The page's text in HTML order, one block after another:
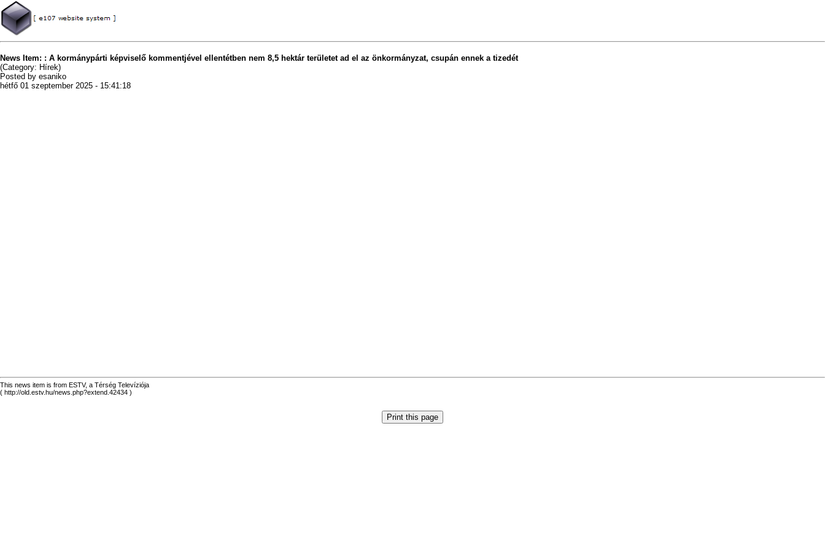
News Item: : A kormánypárti képviselő kommentjével ellentétben nem 8,5 hektár területet ad el az önkormányzat, csupán ennek a tizedét
(Category: Hírek)
Posted by esaniko
hétfő 01 szeptember 2025 - 15:41:18
This news item is from ESTV, a Térség Televíziója
( http://old.estv.hu/news.php?extend.42434 )